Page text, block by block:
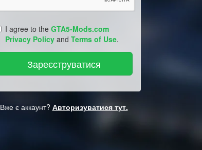
I agree to the GTA5-Mods.com
Privacy Policy and Terms of Use.
Вже є аккаунт? Авторизуватися тут.